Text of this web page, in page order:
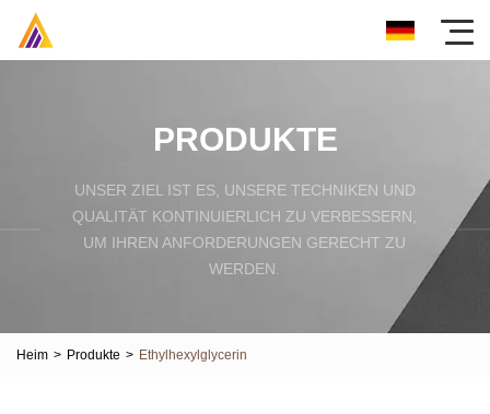
PRODUKTE
UNSER ZIEL IST ES, UNSERE TECHNIKEN UND
QUALITÄT KONTINUIERLICH ZU VERBESSERN,
UM IHREN ANFORDERUNGEN GERECHT ZU
WERDEN.
Heim > Produkte > Ethylhexylglycerin